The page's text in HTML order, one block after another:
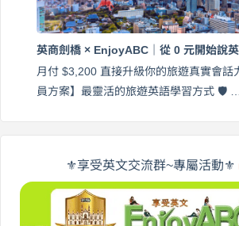
英商劍橋 × EnjoyABC｜從 0 元開始說英
月付 $3,200 直接升級你的旅遊真實會
員方案】最靈活的旅遊英語學習方式 🛡️ …
⚜️享受英文交流群~專屬活動⚜️